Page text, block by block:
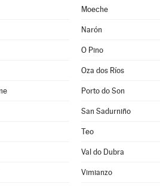
Moeche
Narón
O Pino
Oza dos Ríos
Porto do Son
San Sadurniño
Teo
Val do Dubra
Vimianzo